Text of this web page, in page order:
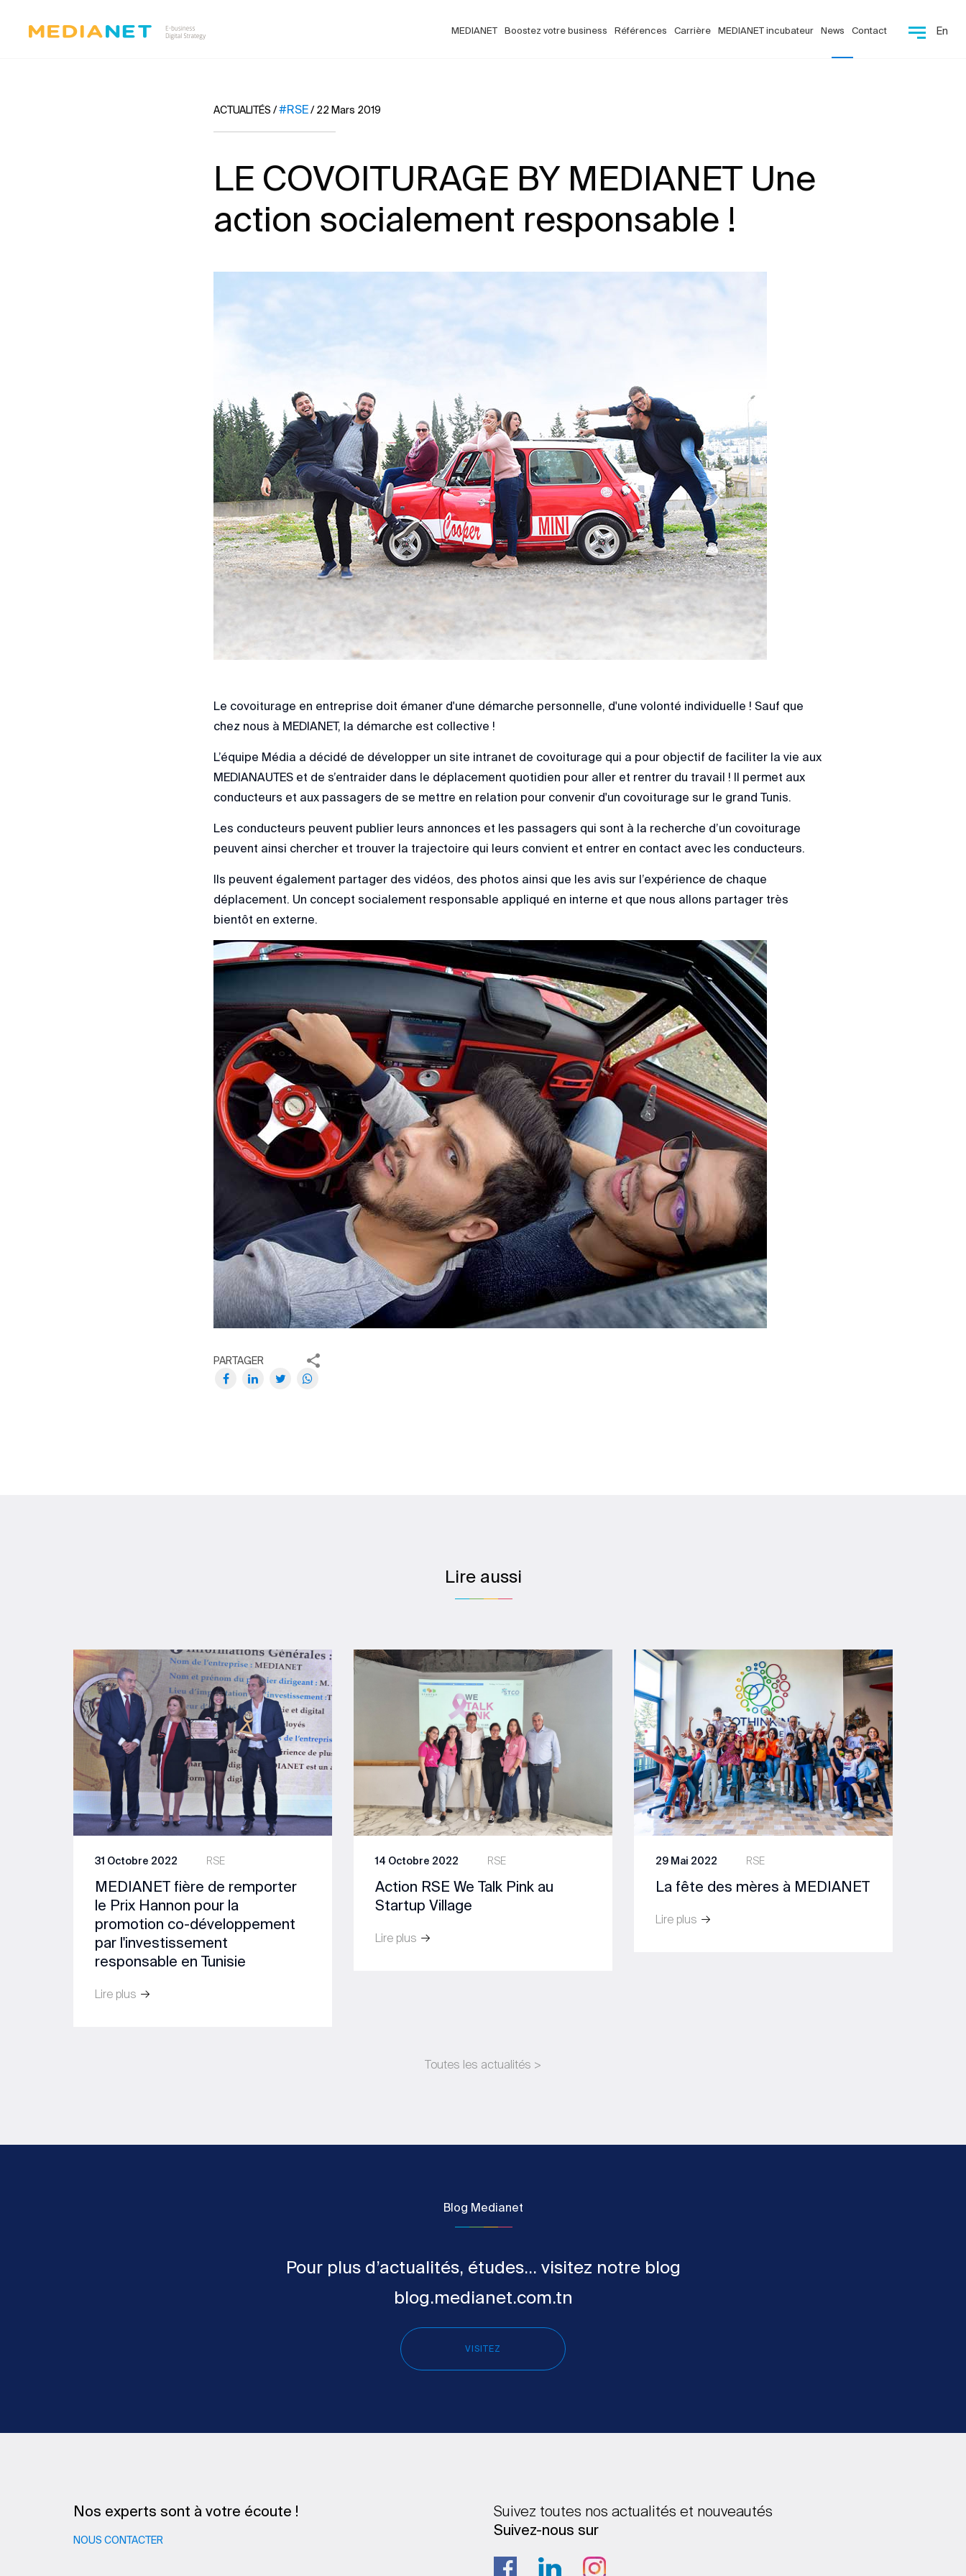
MEDIANET Boostez votre business Références Carrière MEDIANET incubateur News Contact En
ACTUALITÉS /#RSE/ 22 Mars 2019
LE COVOITURAGE BY MEDIANET Une
action socialement responsable !
Le covoiturage en entreprise doit émaner d'une démarche personnelle, d'une volonté individuelle ! Sauf que
chez nous à MEDIANET, la démarche est collective !
L’équipe Média a décidé de développer un site intranet de covoiturage qui a pour objectif de faciliter la vie aux
MEDIANAUTES et de s’entraider dans le déplacement quotidien pour aller et rentrer du travail ! Il permet aux
conducteurs et aux passagers de se mettre en relation pour convenir d'un covoiturage sur le grand Tunis.
Les conducteurs peuvent publier leurs annonces et les passagers qui sont à la recherche d’un covoiturage
peuvent ainsi chercher et trouver la trajectoire qui leurs convient et entrer en contact avec les conducteurs.
Ils peuvent également partager des vidéos, des photos ainsi que les avis sur l’expérience de chaque
déplacement. Un concept socialement responsable appliqué en interne et que nous allons partager très
bientôt en externe.
PARTAGER
Lire aussi
RSE
31 Octobre 2022
MEDIANET fière de remporter
le Prix Hannon pour la
promotion co-développement
par l'investissement
responsable en Tunisie
Lire plus
RSE
14 Octobre 2022
Action RSE We Talk Pink au
Startup Village
Lire plus
RSE
29 Mai 2022
La fête des mères à MEDIANET
Lire plus
Toutes les actualités >
Blog Medianet
Pour plus d’actualités, études... visitez notre blog
blog.medianet.com.tn
VISITEZ
Nos experts sont à votre écoute !
NOUS CONTACTER
Suivez toutes nos actualités et nouveautés
Suivez-nous sur